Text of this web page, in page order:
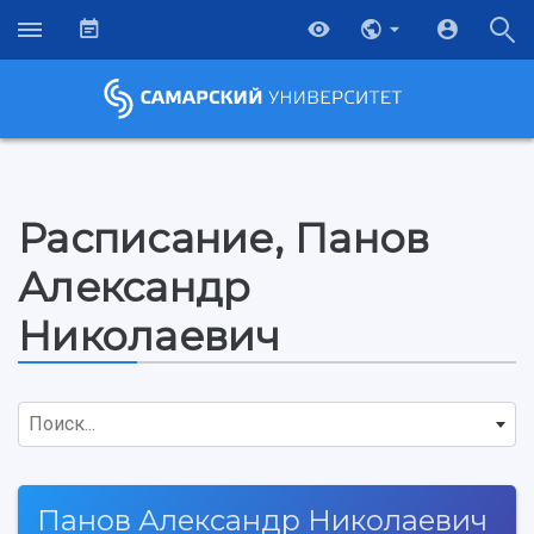
Расписание, Панов
Александр
Николаевич
Поиск...
Панов Александр Николаевич